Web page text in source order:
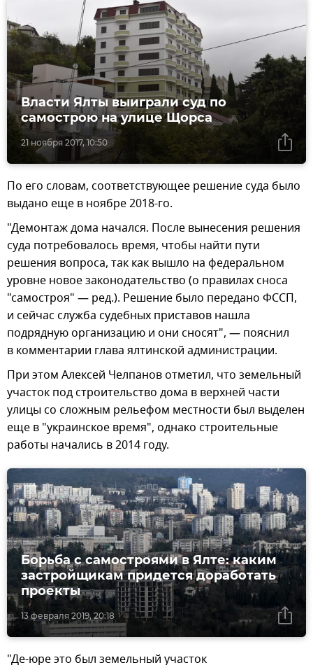
21 ноября 2017, 10:50
Власти Ялты выиграли суд по
самострою на улице Щорса
По его словам, соответствующее решение суда было
выдано еще в ноябре 2018-го.
"Демонтаж дома начался. После вынесения решения
суда потребовалось время, чтобы найти пути
решения вопроса, так как вышло на федеральном
уровне новое законодательство (о правилах сноса
"самостроя" — ред.). Решение было передано ФССП,
и сейчас служба судебных приставов нашла
подрядную организацию и они сносят", — пояснил
в комментарии глава ялтинской администрации.
При этом Алексей Челпанов отметил, что земельный
участок под строительство дома в верхней части
улицы со сложным рельефом местности был выделен
еще в "украинское время", однако строительные
работы начались в 2014 году.
13 февраля 2019, 20:18
Борьба с самостроями в Ялте: каким
застройщикам придется доработать
проекты
"Де-юре это был земельный участок